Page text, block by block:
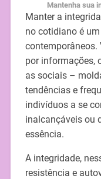
Mantenha sua
Manter a
no cotidiano é
por informações,
as sociais –
tendências e
indivíduos a se
inalcançáveis ou
essência.
A integridade,
resistência e